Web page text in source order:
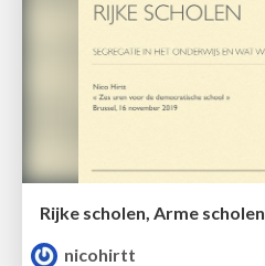
Rijke scholen, Arme scholen
nicohirtt